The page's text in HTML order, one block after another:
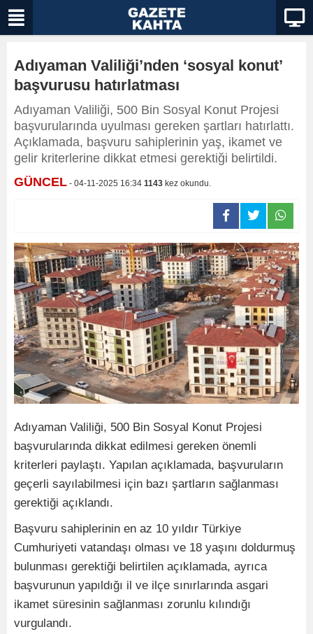
Adıyaman Valiliği’nden ‘sosyal konut’
başvurusu hatırlatması
Adıyaman Valiliği, 500 Bin Sosyal Konut Projesi
başvurularında uyulması gereken şartları hatırlattı.
Açıklamada, başvuru sahiplerinin yaş, ikamet ve
gelir kriterlerine dikkat etmesi gerektiği belirtildi.
GÜNCEL - 04-11-2025 16:34 1143 kez okundu.
Adıyaman Valiliği, 500 Bin Sosyal Konut Projesi
başvurularında dikkat edilmesi gereken önemli
kriterleri paylaştı. Yapılan açıklamada, başvuruların
geçerli sayılabilmesi için bazı şartların sağlanması
gerektiği açıklandı.
Başvuru sahiplerinin en az 10 yıldır Türkiye
Cumhuriyeti vatandaşı olması ve 18 yaşını doldurmuş
bulunması gerektiği belirtilen açıklamada, ayrıca
başvurunun yapıldığı il ve ilçe sınırlarında asgari
ikamet süresinin sağlanması zorunlu kılındığı
vurgulandı.